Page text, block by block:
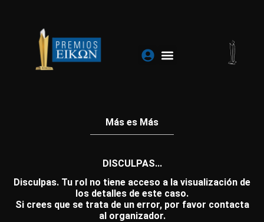
contenido
Más es Más
DISCULPAS...
Disculpas. Tu rol no tiene acceso a la visualización de
los detalles de este caso.
Si crees que se trata de un error, por favor contacta
al organizador.